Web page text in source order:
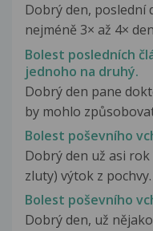
Dobrý den, poslední
nejméně 3× až 4×
Bolest posledních
jednoho na druhý.
Dobrý den pane
by mohlo
Bolest poševního
Dobrý den už asi
zluty) výtok z pochvy.
Bolest poševního
Dobrý den, už